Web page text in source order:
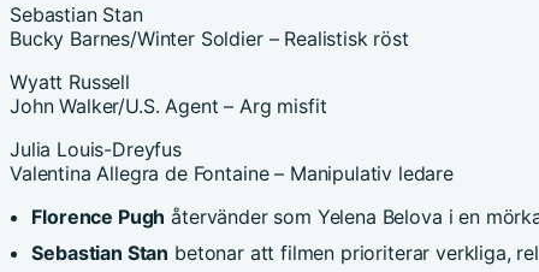
Sebastian Stan
Bucky Barnes/Winter Soldier – Realistisk röst
Wyatt Russell
John Walker/U.S. Agent – Arg misfit
Julia Louis-Dreyfus
Valentina Allegra de Fontaine – Manipulativ ledare
Florence Pugh återvänder som Yelena Belova i en
Sebastian Stan betonar att filmen prioriterar verkliga,